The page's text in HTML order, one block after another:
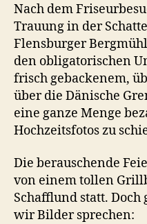
Nach dem
Trauung in der
Flensburger
den obligatorischen
frisch gebackenem,
über die Dänische
eine ganze Menge
Hochzeitsfotos zu
Die berauschende
von einem tollen
Schafflund statt. Doch
wir Bilder sprechen: